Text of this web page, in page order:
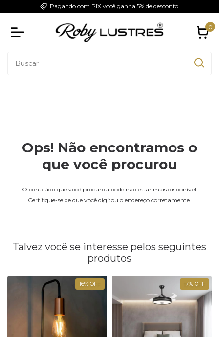
Pagando com PIX você ganha 5% de desconto!
0
Ops! Não encontramos o
que você procurou
O conteúdo que você procurou pode não estar mais disponível.
Certifique-se de que você digitou o endereço corretamente.
Talvez você se interesse pelos seguintes
produtos
16% OFF 17% OFF